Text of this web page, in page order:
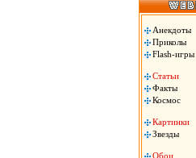
Анекдоты
Приколы
Flash-игры
Статьи
Факты
Космос
Картинки
Звезды
Обои